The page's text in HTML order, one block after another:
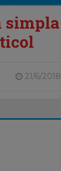
simpla
21/6/2018